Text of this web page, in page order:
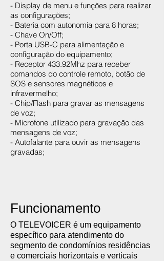
- Display de menu e funções para realizar
as configurações;
- Bateria com autonomia para 8 horas;
- Chave On/Off;
- Porta USB-C para alimentação e
configuração do equipamento;
- Receptor 433.92Mhz para receber
comandos do controle remoto, botão de
SOS e sensores magnéticos e
infravermelho;
- Chip/Flash para gravar as mensagens
de voz;
- Microfone utilizado para gravação das
mensagens de voz;
- Autofalante para ouvir as mensagens
gravadas;
Funcionamento
O TELEVOICER é um equipamento
específico para atendimento do
segmento de condomínios residências
e comerciais horizontais e verticais